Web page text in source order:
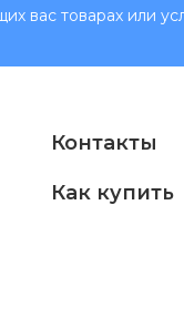
вас товарах или
Контакты
Как купить